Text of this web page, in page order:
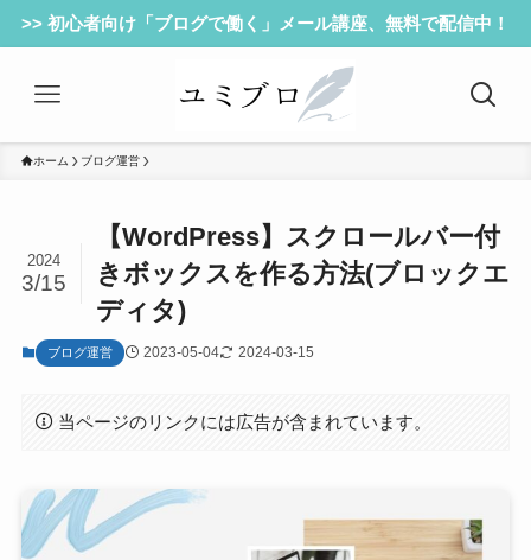
>> 初心者向け「ブログで働く」メール講座、無料で配信中！
ホーム ブログ運営
【WordPress】スクロールバー付
きボックスを作る方法(ブロックエ
ディタ)
2024
3/15
ブログ運営 2023-05-04 2024-03-15
当ページのリンクには広告が含まれています。